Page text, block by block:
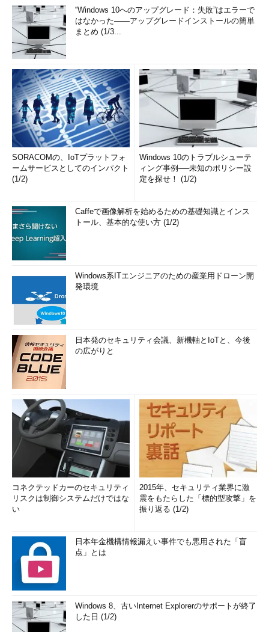
“Windows 10へのアップグレード：失敗”はエラーで
はなかった――アップグレードインストールの簡単
まとめ (1/3...
SORACOMの、IoTプラットフォ
ームサービスとしてのインパクト
(1/2)
Windows 10のトラブルシューテ
ィング事例──未知のポリシー設
定を探せ！ (1/2)
Caffeで画像解析を始めるための基礎知識とインス
トール、基本的な使い方 (1/2)
Windows系ITエンジニアのための産業用ドローン開
発環境
日本発のセキュリティ会議、新機軸とIoTと、今後
の広がりと
コネクテッドカーのセキュリティ
リスクは制御システムだけではな
い
2015年、セキュリティ業界に激
震をもたらした「標的型攻撃」を
振り返る (1/2)
日本年金機構情報漏えい事件でも悪用された「盲
点」とは
Windows 8、古いInternet Explorerのサポートが終了
した日 (1/2)